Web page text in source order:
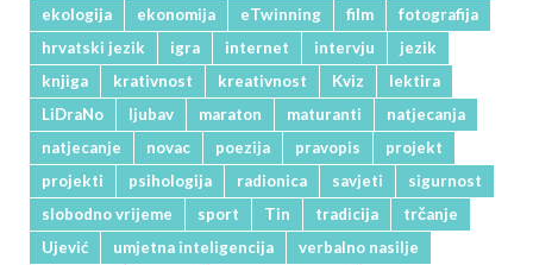
ekologija
ekonomija eTwinning film
fotografija
hrvatski jezik
igra internet intervju
jezik
knjiga
krativnost kreativnost Kviz
lektira
LiDraNo
ljubav maraton maturanti
natjecanja
natjecanje
novac poezija pravopis
projekt
projekti
psihologija radionica savjeti
sigurnost
slobodno vrijeme
sport Tin tradicija
trčanje
Ujević
umjetna inteligencija
verbalno nasilje